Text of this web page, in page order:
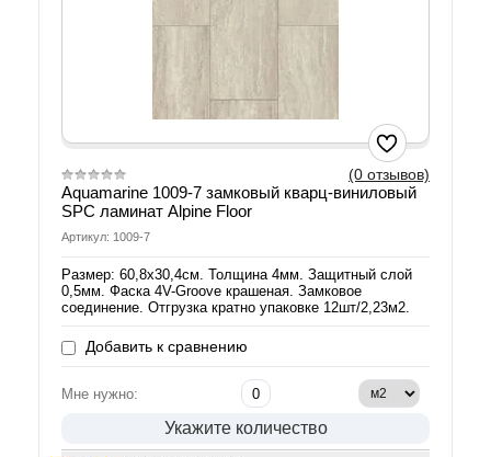
(0 отзывов)
Aquamarine 1009-7 замковый кварц-виниловый
SPC ламинат Alpine Floor
Артикул: 1009-7
Размер: 60,8х30,4см. Толщина 4мм. Защитный слой
0,5мм. Фаска 4V-Groove крашеная. Замковое
соединение. Отгрузка кратно упаковке 12шт/2,23м2.
Добавить к сравнению
Мне нужно:
Укажите количество